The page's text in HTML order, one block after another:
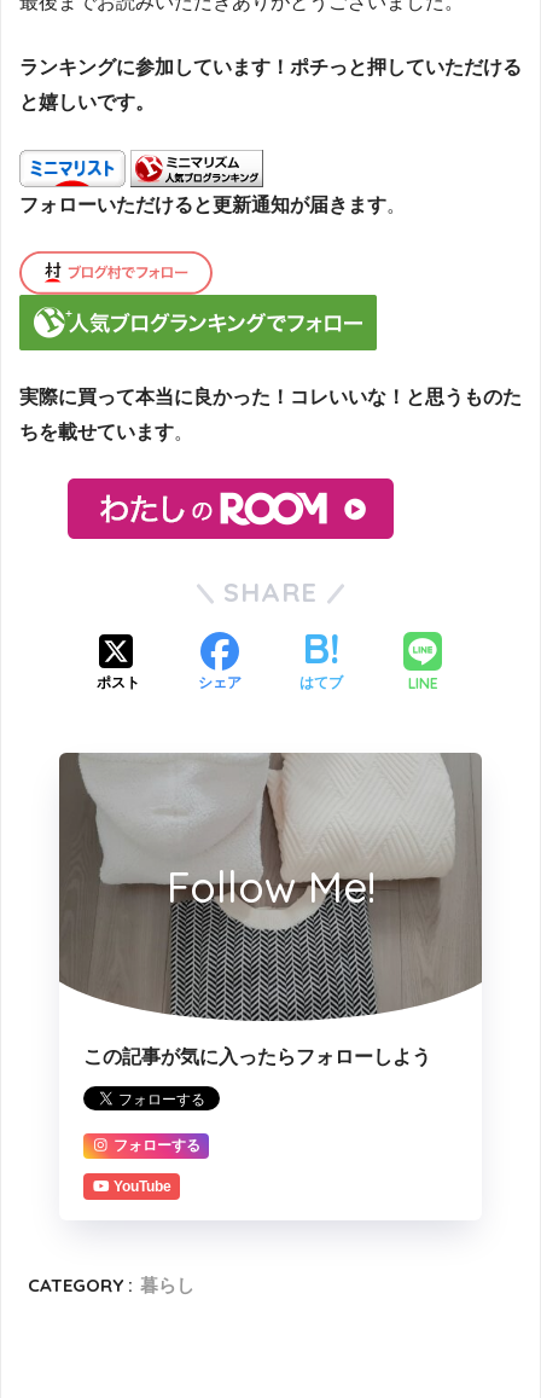
ランキングに参加しています！ポチっと押していただける
と嬉しいです。
フォローいただけると更新通知が届きます。
実際に買って本当に良かった！コレいいな！と思うものた
ちを載せています。
SHARE
ポスト シェア はてブ LINE
Follow Me!
この記事が気に入ったらフォローしよう
フォローする
YouTube
CATEGORY : 暮らし